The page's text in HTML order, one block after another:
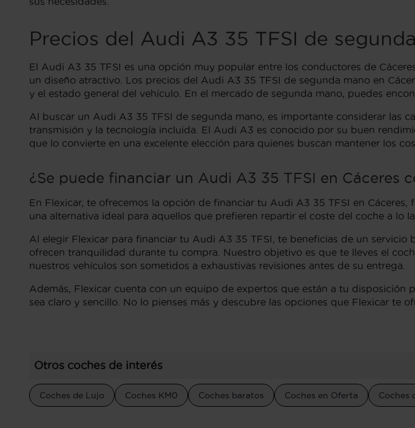
Precios del Audi A3 35 TFSI de
El Audi A3 35 TFSI es una opción muy popular entre los conductores de
un diseño atractivo. Los precios del Audi A3 35 TFSI de segunda mano en
y el estado general del vehículo. En el mercado de segunda mano, puedes
Al buscar un Audi A3 35 TFSI de segunda mano, es importante considerar las
transmisión y la tecnología incluida. El Audi A3 es conocido por su buen
que lo convierte en una excelente elección para quienes buscan mantener los
¿Se puede financiar un Audi A3 35 TFSI en Cáceres
En Flexicar, te ofrecemos la opción de financiar tu Audi A3 35 TFSI en
una alternativa ideal para aquellos que prefieren repartir el coste del coche a lo
Al elegir Flexicar para financiar tu Audi A3 35 TFSI, te beneficias de un
ofrecen tranquilidad durante tu compra. Nuestro objetivo es que te lleves el
nuestros vehículos son sometidos a exhaustivas revisiones antes de su entrega.
Además, Flexicar cuenta con un equipo de expertos que están a tu
sea claro y sencillo. No lo pienses más y descubre las opciones que Flexicar te
Otros coches de interés
Coches de Lujo Coches KM0 Coches baratos Coches en Oferta Coches